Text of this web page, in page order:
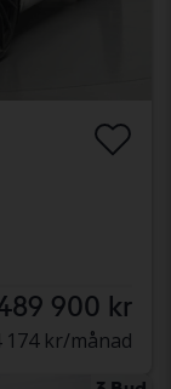
900 kr
174 kr/månad